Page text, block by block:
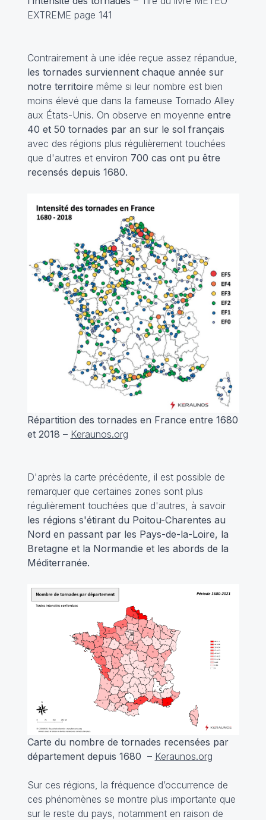
EXTREME page 141
Contrairement à une idée reçue assez répandue,
les tornades surviennent chaque année sur
notre territoire même si leur nombre est bien
moins élevé que dans la fameuse Tornado Alley
aux États-Unis. On observe en moyenne entre
40 et 50 tornades par an sur le sol français
avec des régions plus régulièrement touchées
que d'autres et environ 700 cas ont pu être
recensés depuis 1680.
Répartition des tornades en France entre 1680
et 2018 – Keraunos.org
D'après la carte précédente, il est possible de
remarquer que certaines zones sont plus
régulièrement touchées que d'autres, à savoir
les régions s'étirant du Poitou-Charentes au
Nord en passant par les Pays-de-la-Loire, la
Bretagne et la Normandie et les abords de la
Méditerranée.
Carte du nombre de tornades recensées par
département depuis 1680 – Keraunos.org
Sur ces régions, la fréquence d’occurrence de
ces phénomènes se montre plus importante que
sur le reste du pays, notamment en raison de